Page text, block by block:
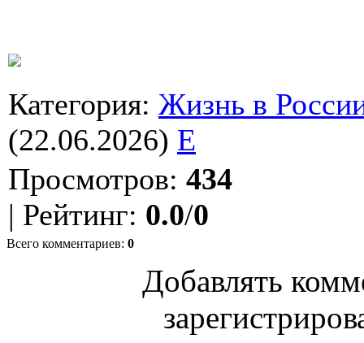
Категория: Жизнь в
(22.06.2026) E
Просмотров: 434
| Рейтинг: 0.0/0
Всего комментариев: 0
Добавлять